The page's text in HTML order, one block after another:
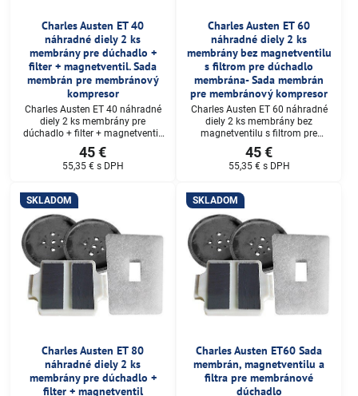
Charles Austen ET 40
náhradné diely 2 ks
membrány pre dúchadlo +
filter + magnetventil. Sada
membrán pre membránový
kompresor
Charles Austen ET 40 náhradné
diely 2 ks membrány pre
dúchadlo + filter + magnetventil.
Sada membrán pre membránový
kompresor
45 €
55,35 € s DPH
Charles Austen ET 60
náhradné diely 2 ks
membrány bez magnetventilu
s filtrom pre dúchadlo
membrána- Sada membrán
pre membránový kompresor
Charles Austen ET 60 náhradné
diely 2 ks membrány bez
magnetventilu s filtrom pre
dúchadlo membrána- Sada
membrán pre membránový
kompresor
45 €
55,35 € s DPH
SKLADOM
Charles Austen ET 80
náhradné diely 2 ks
membrány pre dúchadlo +
filter + magnetventil
SKLADOM
Charles Austen ET60 Sada
membrán, magnetventilu a
filtra pre membránové
dúchadlo